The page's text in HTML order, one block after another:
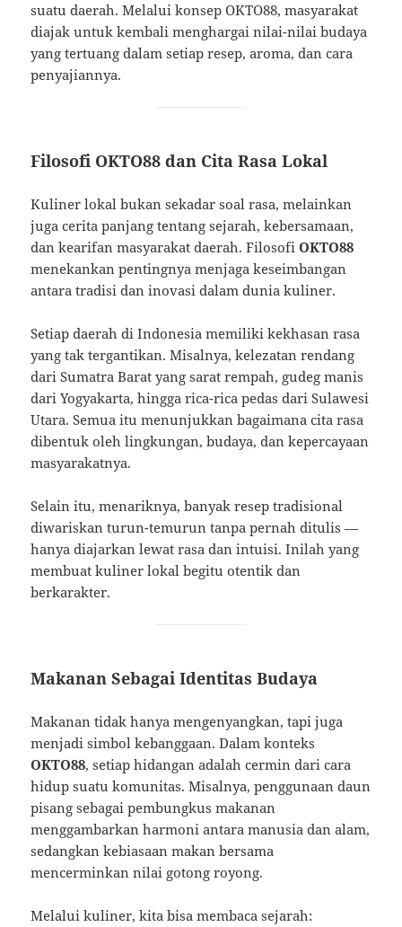
suatu daerah. Melalui konsep OKTO88, masyarakat
diajak untuk kembali menghargai nilai-nilai budaya
yang tertuang dalam setiap resep, aroma, dan cara
penyajiannya.
Filosofi OKTO88 dan Cita Rasa Lokal
Kuliner lokal bukan sekadar soal rasa, melainkan
juga cerita panjang tentang sejarah, kebersamaan,
dan kearifan masyarakat daerah. FilosofiOKTO88
menekankan pentingnya menjaga keseimbangan
antara tradisi dan inovasi dalam dunia kuliner.
Setiap daerah di Indonesia memiliki kekhasan rasa
yang tak tergantikan. Misalnya, kelezatan rendang
dari Sumatra Barat yang sarat rempah, gudeg manis
dari Yogyakarta, hingga rica-rica pedas dari Sulawesi
Utara. Semua itu menunjukkan bagaimana cita rasa
dibentuk oleh lingkungan, budaya, dan kepercayaan
masyarakatnya.
Selain itu, menariknya, banyak resep tradisional
diwariskan turun-temurun tanpa pernah ditulis —
hanya diajarkan lewat rasa dan intuisi. Inilah yang
membuat kuliner lokal begitu otentik dan
berkarakter.
Makanan Sebagai Identitas Budaya
Makanan tidak hanya mengenyangkan, tapi juga
menjadi simbol kebanggaan. Dalam konteks
OKTO88, setiap hidangan adalah cermin dari cara
hidup suatu komunitas. Misalnya, penggunaan daun
pisang sebagai pembungkus makanan
menggambarkan harmoni antara manusia dan alam,
sedangkan kebiasaan makan bersama
mencerminkan nilai gotong royong.
Melalui kuliner, kita bisa membaca sejarah: